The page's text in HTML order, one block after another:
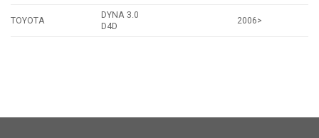
TOYOTA
DYNA 3.0
D4D
2006>